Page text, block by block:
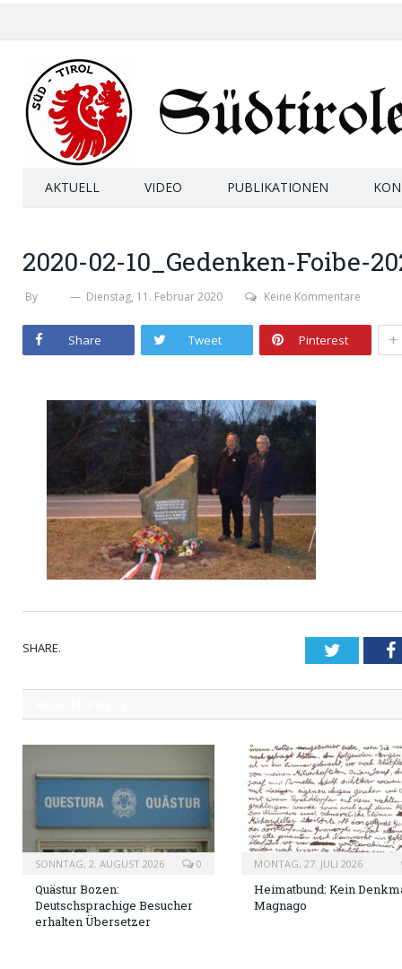
AKTUELL VIDEO PUBLIKATIONEN
2020-02-10_Gedenken-Foibe-
By Dienstag, 11. Februar 2020 Keine Kommentare
Share Tweet Pinterest +
SHARE. Twitter
SONNTAG, 2. AUGUST 2026 0
Quästur Bozen:
Deutschsprachige Besucher
erhalten Übersetzer
MONTAG, 27. JULI 2026
Heimatbund: Kein
Magnago